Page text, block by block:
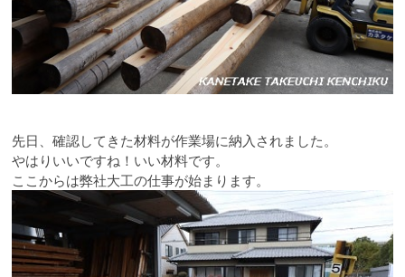
先日、確認してきた材料が作業場に納入されました。
やはりいいですね！いい材料です。
ここからは弊社大工の仕事が始まります。